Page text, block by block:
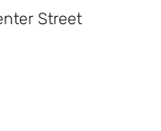
Street